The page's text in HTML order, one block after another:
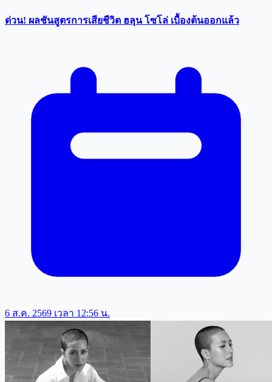
ด่วน! ผลชันสูตรการเสียชีวิต ฮลุน โซโล่ เบื้องต้นออกแล้ว
6 ส.ค. 2569 เวลา 12:56 น.